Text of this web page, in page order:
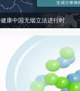
健康中国无烟立法进行时